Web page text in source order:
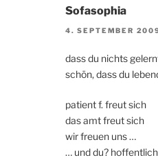
Sofasophia
4. SEPTEMBER
dass du nichts
schön, dass du
patient f. freut sich
das amt freut sich
wir freuen uns …
… und du? hoffentlich